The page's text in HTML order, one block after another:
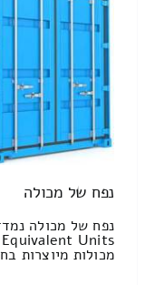
נפח של מכולה
Units
מכולות מיוצרות